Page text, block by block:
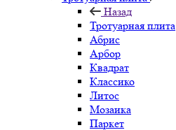
Назад
Тротуарная плита
Абрис
Арбор
Квадрат
Классико
Литос
Мозаика
Паркет